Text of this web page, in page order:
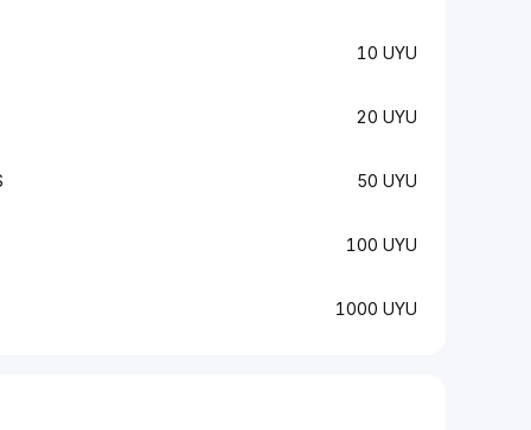
10 UYU
20 UYU
50 UYU
100 UYU
1000 UYU